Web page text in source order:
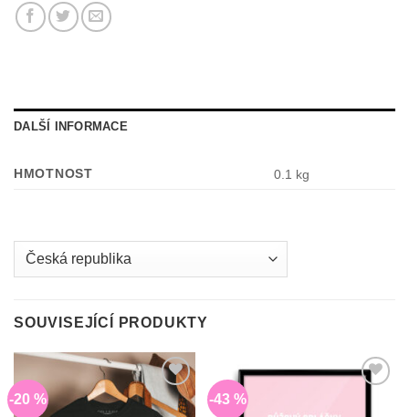
DALŠÍ INFORMACE
HMOTNOST 0.1 kg
Country
SOUVISEJÍCÍ PRODUKTY
-20 %
Do
seznamu
-43 %